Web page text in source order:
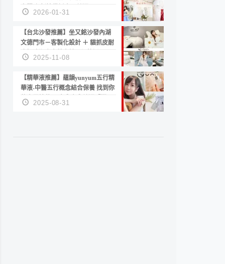
套服務 新娘備婚省心首選！
2026-01-31
【台北沙發推薦】坐又銘沙發內湖
文德門市－客製化設計 ＋ 貓抓皮耐
磨好清潔｜直營直銷、價格透明
高CP值打造夢想居家風格
2025-11-08
【精華液推薦】蘊韻yunyum五行精
華液-中醫五行概念結合保養 找到你
的專屬精華！ 水㊀土㊀就選「潤・
賦精華」維持肌膚剛剛好的平衡
2025-08-31